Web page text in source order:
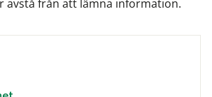
avstå från att lämna information.